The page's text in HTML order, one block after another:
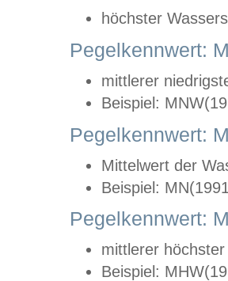
höchster
Pegelkennwert:
mittlerer
Beispiel:
Pegelkennwert:
Mittelwert der
Beispiel:
Pegelkennwert:
mittlerer
Beispiel: